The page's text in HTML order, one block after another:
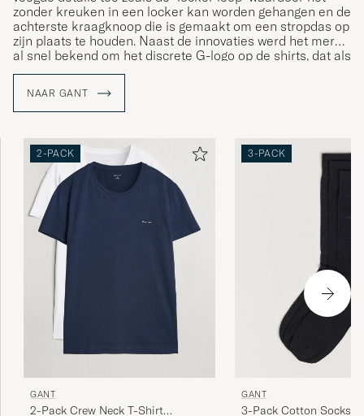
zonder kreuken in een locker kan worden gehangen en de
achterste kraagknoop die is gemaakt om een stropdas op
zijn plaats te houden. Naast de innovaties werd het merk
al snel bekend om het discrete G-logo op de shirts, dat als
NAAR GANT
2-PACK
GANT
2-Pack Crew Neck T-Shirt
3-PACK
GANT
3-Pack Cotton Socks